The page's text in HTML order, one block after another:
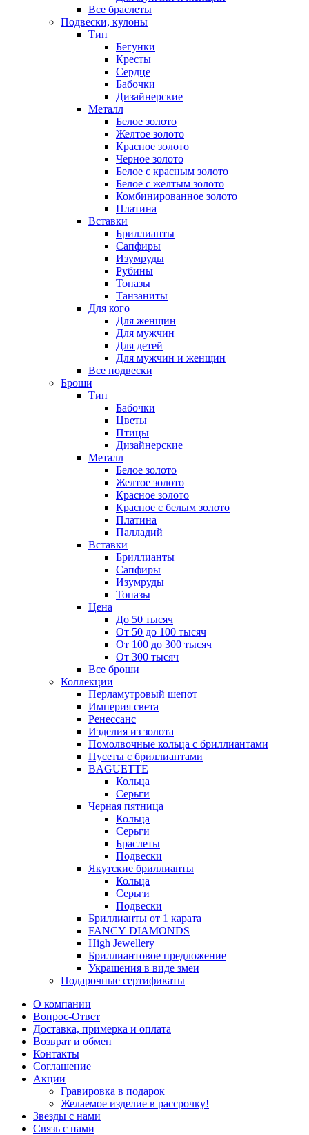
Все браслеты
Подвески, кулоны
Тип
Бегунки
Кресты
Сердце
Бабочки
Дизайнерские
Металл
Белое золото
Желтое золото
Красное золото
Черное золото
Белое с красным золото
Белое с желтым золото
Комбинированное золото
Платина
Вставки
Бриллианты
Сапфиры
Изумруды
Рубины
Топазы
Танзаниты
Для кого
Для женщин
Для мужчин
Для детей
Для мужчин и женщин
Все подвески
Броши
Тип
Бабочки
Цветы
Птицы
Дизайнерские
Металл
Белое золото
Желтое золото
Красное золото
Красное с белым золото
Платина
Палладий
Вставки
Бриллианты
Сапфиры
Изумруды
Топазы
Цена
До 50 тысяч
От 50 до 100 тысяч
От 100 до 300 тысяч
От 300 тысяч
Все броши
Коллекции
Перламутровый шепот
Империя света
Ренессанс
Изделия из золота
Помолвочные кольца с бриллиантами
Пусеты с бриллиантами
BAGUETTE
Кольца
Серьги
Черная пятница
Кольца
Серьги
Браслеты
Подвески
Якутские бриллианты
Кольца
Серьги
Подвески
Бриллианты от 1 карата
FANCY DIAMONDS
High Jewellery
Бриллиантовое предложение
Украшения в виде змеи
Подарочные сертификаты
О компании
Вопрос-Ответ
Доставка, примерка и оплата
Возврат и обмен
Контакты
Соглашение
Акции
Гравировка в подарок
Желаемое изделие в рассрочку!
Звезды с нами
Связь с нами